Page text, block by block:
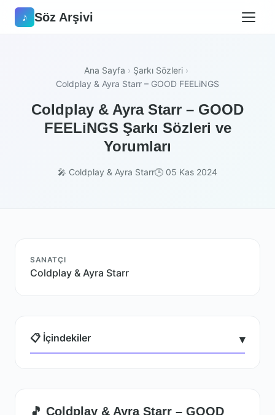
♪ Söz Arşivi
Ana Sayfa › Şarkı Sözleri ›
Coldplay & Ayra Starr – GOOD FEELiNGS
Coldplay & Ayra Starr – GOOD
FEELiNGS Şarkı Sözleri ve
Yorumları
🎤 Coldplay & Ayra Starr🕒 05 Kas 2024
SANATÇI
Coldplay & Ayra Starr
📋 İçindekiler ▾
🎵 Coldplay & Ayra Starr – GOOD